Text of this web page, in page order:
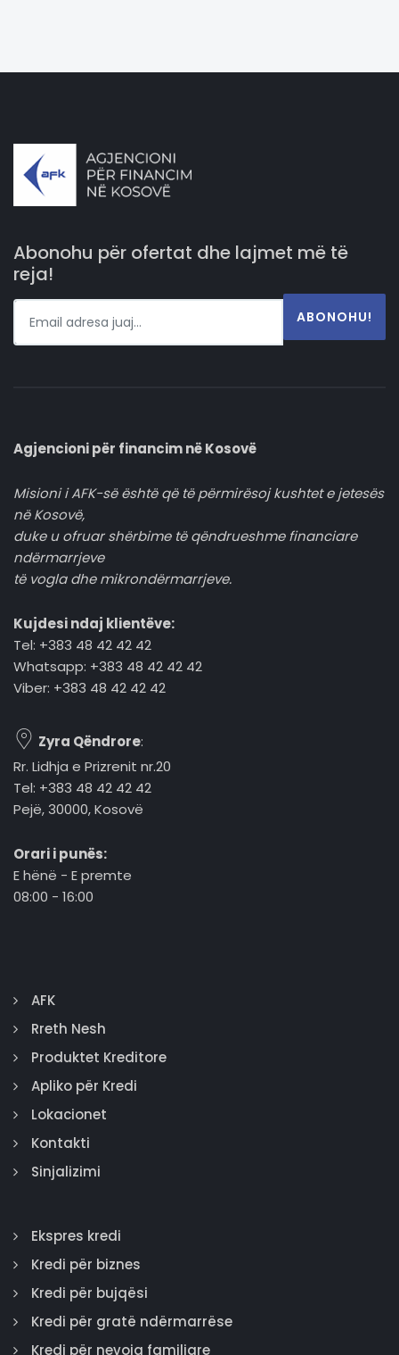
Abonohu për ofertat dhe lajmet më të
reja!
ABONOHU!
Agjencioni për financim në Kosovë
Misioni i AFK-së është që të përmirësoj kushtet e jetesës
në Kosovë,
duke u ofruar shërbime të qëndrueshme financiare
ndërmarrjeve
të vogla dhe mikrondërmarrjeve.
Kujdesi ndaj klientëve:
Tel: +383 48 42 42 42
Whatsapp: +383 48 42 42 42
Viber: +383 48 42 42 42
Zyra Qëndrore:
Rr. Lidhja e Prizrenit nr.20
Tel: +383 48 42 42 42
Pejë, 30000, Kosovë
Orari i punës:
E hënë - E premte
08:00 - 16:00
AFK
Rreth Nesh
Produktet Kreditore
Apliko për Kredi
Lokacionet
Kontakti
Sinjalizimi
Ekspres kredi
Kredi për biznes
Kredi për bujqësi
Kredi për gratë ndërmarrëse
Kredi për nevoja familjare